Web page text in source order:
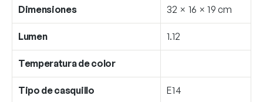
Dimensiones 32 × 16 × 19 cm
Lumen 1.12
Temperatura de color
Tipo de casquillo E14